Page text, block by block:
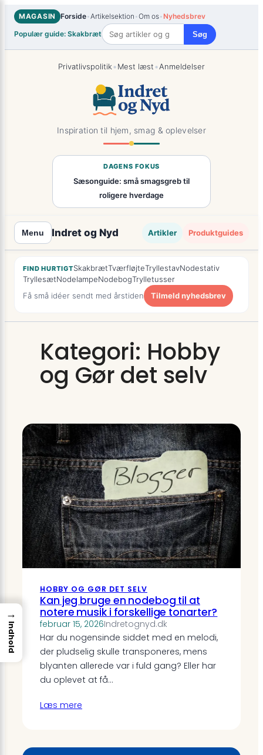
Spring
indhold
MAGASIN Forside•Artikelsektion •Om os• Nyhedsbrev
Populær guide: Skakbræt
Søg
Privatlivspolitik•Mest læst•Anmeldelser
Inspiration til hjem, smag & oplevelser
DAGENS FOKUS
Sæsonguide: små smagsgreb til
roligere hverdage
Menu Indret og Nyd Artikler Produktguides
FIND HURTIGTSkakbrætTværfløjteTryllestavNodestativ
TryllesætNodelampeNodebogTrylletusser
Få små idéer sendt med årstiden
Tilmeld nyhedsbrev
Kategori: Hobby
og Gør det selv
HOBBY OG GØR DET SELV
Kan jeg bruge en nodebog til at
notere musik i forskellige tonarter?
februar 15, 2026Indretognyd.dk
Har du nogensinde siddet med en melodi,
der pludselig skulle transponeres, mens
blyanten allerede var i fuld gang? Eller har
du oplevet at få…
Læs mere
→
Indhold